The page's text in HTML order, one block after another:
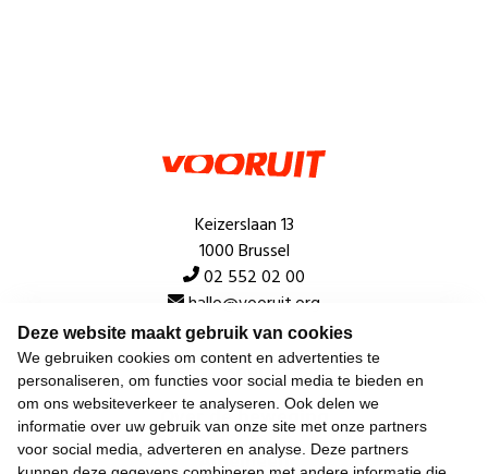
Deze website maakt gebruik van cookies
We gebruiken cookies om content en advertenties te
personaliseren, om functies voor social media te bieden en
om ons websiteverkeer te analyseren. Ook delen we
informatie over uw gebruik van onze site met onze partners
voor social media, adverteren en analyse. Deze partners
Keizerslaan 13
1000 Brussel
02 552 02 00
hallo@vooruit.org
Snel
Over de beweging
Algemeen